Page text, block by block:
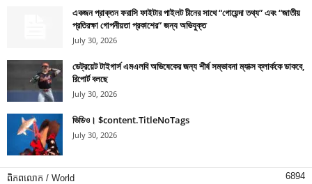
একজন প্রাক্তন ফরাসি ফাইটার পাইলট চীনের সাথে “গোয়েন্দা তথ্য” এবং “জাতীয়
প্রতিরক্ষা গোপনীয়তা প্রকাশের” জন্য অভিযুক্ত
July 30, 2026
ডেট্রয়েট টাইগার্স এমএলবি অভিষেকের জন্য শীর্ষ সম্ভাবনা ম্যাক্স ক্লার্ককে ডাকবে,
রিপোর্ট বলছে
July 30, 2026
ভিডিও। $content.TitleNoTags
July 30, 2026
ពិភពលោក / World 6894